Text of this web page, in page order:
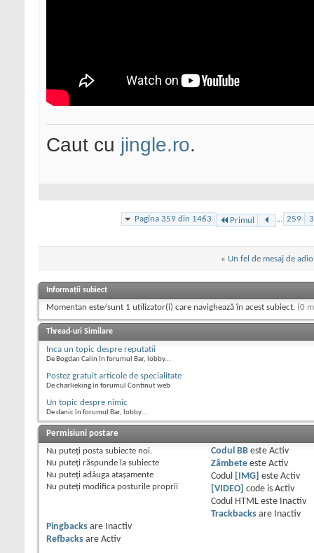
Caut cu jingle.ro.
Pagina 359 din 1463 Primul ... 259
« Un fel de mesaj de adio
Informații subiect
Momentan este/sunt 1 utilizator(i) care navighează în acest subiect. (0
Thread-uri Similare
Inca un topic despre reputatii
De Bogdan Calin în forumul Bar, lobby...
Postez gratuit articole de specialitate
De charlieking în forumul Continut web
Un topic despre nimic
De danic în forumul Bar, lobby...
Permisiuni postare
Nu puteţi posta subiecte noi.
Nu puteţi răspunde la subiecte
Nu puteţi adăuga ataşamente
Nu puteţi modifica posturile proprii
Codul BBeste Activ
Zâmbeteeste Activ
Codul
[IMG] este Activ
[VIDEO] code is Activ
Codul HTML este
Inactiv
Trackbacksare
Inactiv
Pingbacks are
Inactiv
Refbacks are Activ